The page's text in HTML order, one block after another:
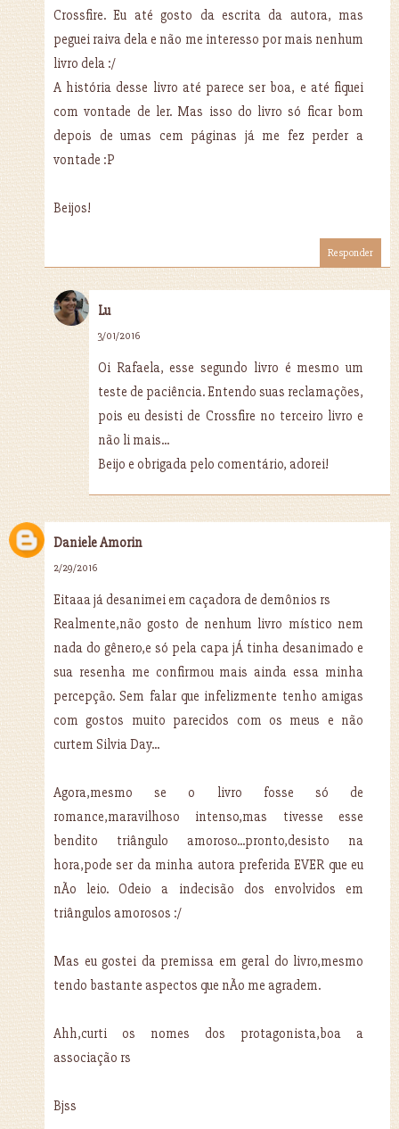
Crossfire. Eu até gosto da escrita da autora, mas
peguei raiva dela e não me interesso por mais nenhum
livro dela :/
A história desse livro até parece ser boa, e até fiquei
com vontade de ler. Mas isso do livro só ficar bom
depois de umas cem páginas já me fez perder a
vontade :P
Beijos!
Responder
Lu
3/01/2016
Oi Rafaela, esse segundo livro é mesmo um
teste de paciência. Entendo suas reclamações,
pois eu desisti de Crossfire no terceiro livro e
não li mais...
Beijo e obrigada pelo comentário, adorei!
Daniele Amorin
2/29/2016
Eitaaa já desanimei em caçadora de demônios rs
Realmente,não gosto de nenhum livro místico nem
nada do gênero,e só pela capa jÁ tinha desanimado e
sua resenha me confirmou mais ainda essa minha
percepção. Sem falar que infelizmente tenho amigas
com gostos muito parecidos com os meus e não
curtem Silvia Day...
Agora,mesmo se o livro fosse só de
romance,maravilhoso intenso,mas tivesse esse
bendito triângulo amoroso...pronto,desisto na
hora,pode ser da minha autora preferida EVER que eu
nÃo leio. Odeio a indecisão dos envolvidos em
triângulos amorosos :/
Mas eu gostei da premissa em geral do livro,mesmo
tendo bastante aspectos que nÃo me agradem.
Ahh,curti os nomes dos protagonista,boa a
associação rs
Bjss